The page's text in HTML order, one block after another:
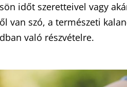
időt szeretteivel vagy
szó, a természeti
való részvételre.